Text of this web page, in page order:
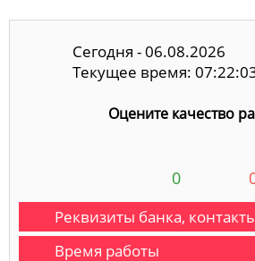
Сегодня - 06.08.2026
Текущее время:
Оцените качество
0
Реквизиты банка,
Время работы